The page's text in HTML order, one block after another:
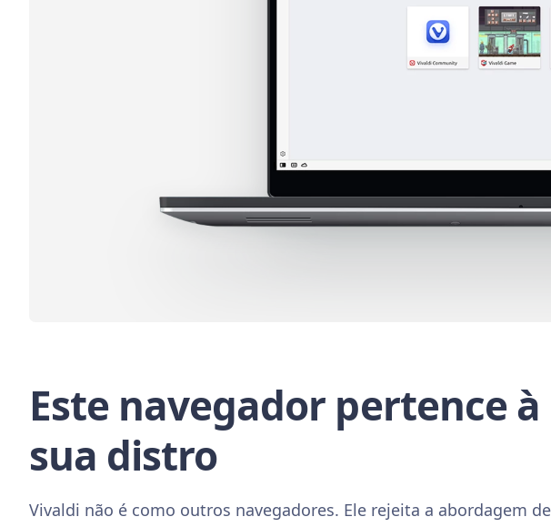
Este navegador pertence à
sua distro
Vivaldi não é como outros navegadores. Ele rejeita a abordagem de